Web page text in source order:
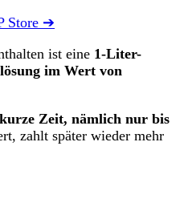
Store ➔
ist eine 1-Liter-
im Wert von
Zeit, nämlich nur bis
zahlt später wieder mehr